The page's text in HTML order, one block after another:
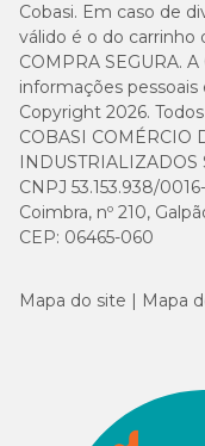
Cobasi. Em caso de
válido é o do carrinho
COMPRA SEGURA.
informações pessoais
Copyright 2026.
COBASI COMÉRCIO
INDUSTRIALIZADOS
CNPJ 53.153.938/
Coimbra, nº 210,
CEP: 06465-060
Mapa do site Mapa